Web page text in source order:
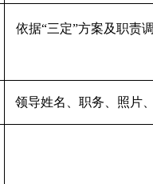
依据“三定”方案及职责
领导姓名、职务、照片